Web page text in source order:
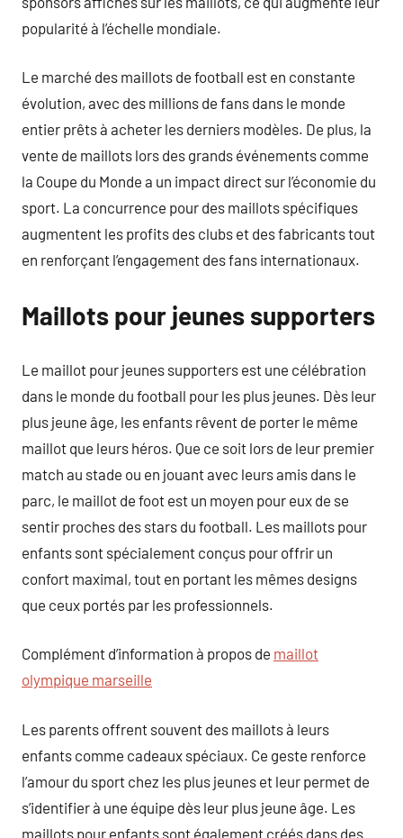
popularité à l’échelle mondiale.
Le marché des maillots de football est en constante
évolution, avec des millions de fans dans le monde
entier prêts à acheter les derniers modèles. De plus, la
vente de maillots lors des grands événements comme
la Coupe du Monde a un impact direct sur l’économie du
sport. La concurrence pour des maillots spécifiques
augmentent les profits des clubs et des fabricants tout
en renforçant l’engagement des fans internationaux.
Maillots pour jeunes supporters
Le maillot pour jeunes supporters est une célébration
dans le monde du football pour les plus jeunes. Dès leur
plus jeune âge, les enfants rêvent de porter le même
maillot que leurs héros. Que ce soit lors de leur premier
match au stade ou en jouant avec leurs amis dans le
parc, le maillot de foot est un moyen pour eux de se
sentir proches des stars du football. Les maillots pour
enfants sont spécialement conçus pour offrir un
confort maximal, tout en portant les mêmes designs
que ceux portés par les professionnels.
Complément d’information à propos de maillot
olympique marseille
Les parents offrent souvent des maillots à leurs
enfants comme cadeaux spéciaux. Ce geste renforce
l’amour du sport chez les plus jeunes et leur permet de
s’identifier à une équipe dès leur plus jeune âge. Les
maillots pour enfants sont également créés dans des